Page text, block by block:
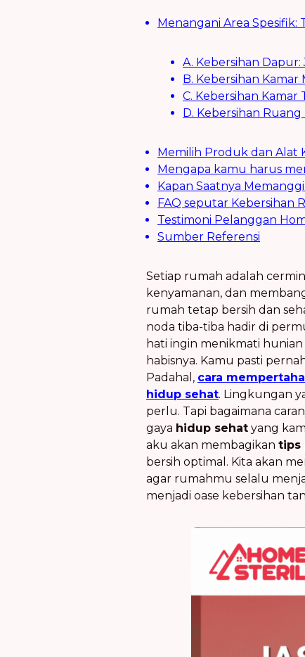
Menangani Area
A. Kebersihan
B. Kebersihan
C. Kebersihan
D. Kebersihan
Memilih Produk dan Alat
Mengapa kamu harus
Kapan Saatnya
FAQ seputar Kebersihan
Testimoni Pelanggan
Sumber Referensi
Setiap rumah adalah
kenyamanan, dan
rumah tetap bersih dan
noda tiba-tiba hadir di
hati ingin menikmati
habisnya. Kamu pasti
Padahal, cara
hidup sehat. Lingkungan
perlu. Tapi bagaimana
gaya hidup sehat yang
aku akan membagikan tips
bersih optimal. Kita akan
agar rumahmu selalu
menjadi oase kebersihan